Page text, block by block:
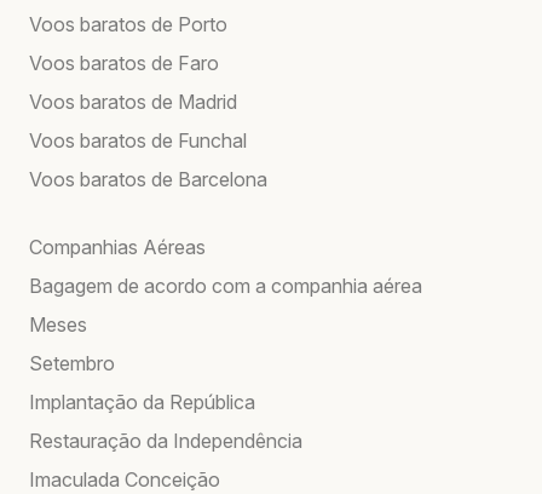
Voos baratos de Porto
Voos baratos de Faro
Voos baratos de Madrid
Voos baratos de Funchal
Voos baratos de Barcelona
Companhias Aéreas
Bagagem de acordo com a companhia aérea
Meses
Setembro
Implantação da República
Restauração da Independência
Imaculada Conceição